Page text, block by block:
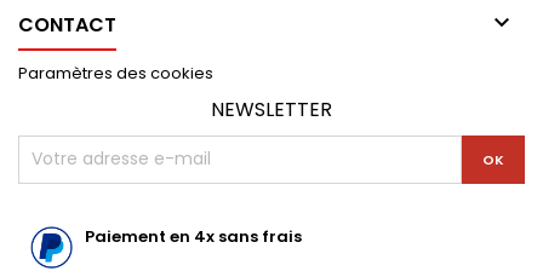
CONTACT 
Paramètres des cookies
NEWSLETTER
Paiement en 4x sans frais